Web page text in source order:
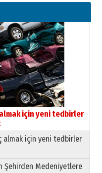
almak için yeni tedbirler
almak için yeni tedbirler
Şehirden Medeniyetlere